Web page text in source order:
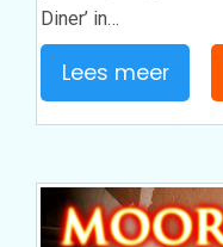
Diner’ in…
Lees meer